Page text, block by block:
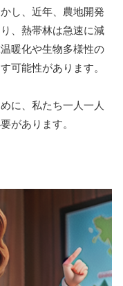
し、近年、農地開発
、熱帯林は急速に減
暖化や生物多様性の
可能性があります。
に、私たち一人一人
があります。